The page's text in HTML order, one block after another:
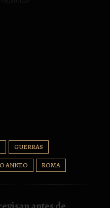
GUERRAS
ANNEO ROMA